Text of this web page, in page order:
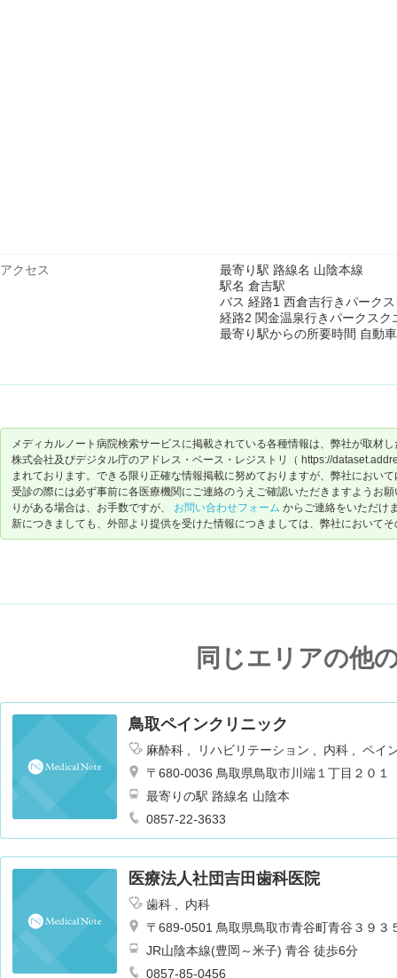
アクセス
最寄り駅 路線名 山陰本線
駅名 倉吉駅
バス 経路1 西倉吉行きパーク
経路2 関金温泉行きパークス
最寄り駅からの所要時間 自動
メディカルノート病院検索サービスに掲載されている各種情報は、弊社が取材
株式会社及びデジタル庁のアドレス・ベース・レジストリ（ https://
まれております。できる限り正確な情報掲載に努めておりますが、弊社におい
受診の際には必ず事前に各医療機関にご連絡のうえご確認いただきますようお
りがある場合は、お手数ですが、 お問い合わせフォーム からご連絡をいただけ
新につきましても、外部より提供を受けた情報につきましては、弊社において
同じエリアの他
鳥取ペインクリニック
麻酔科 リハビリテーション 内科
ペイ
〒680-0036 鳥取県鳥取市川端１丁目２０１
最寄りの駅 路線名 山陰本
0857-22-3633
医療法人社団吉田歯科医院
歯科
内科
〒689-0501 鳥取県鳥取市青谷町青谷３９３
JR山陰本線(豊岡～米子) 青谷 徒歩6分
0857-85-0456